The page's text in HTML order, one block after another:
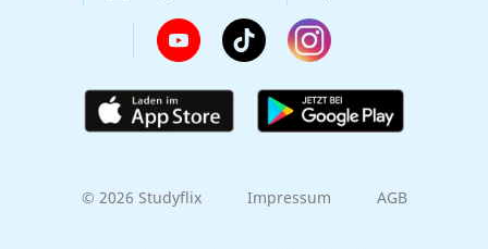
© 2026 Studyflix Impressum AGB